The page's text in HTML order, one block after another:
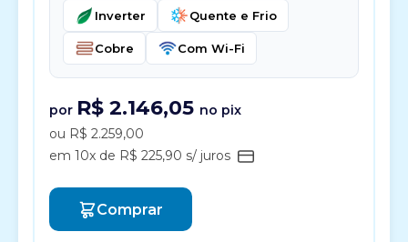
Inverter Quente e Frio
Cobre Com Wi-Fi
por R$ 2.146,05 no pix
ou R$ 2.259,00
em 10x de R$ 225,90 s/ juros
Comprar